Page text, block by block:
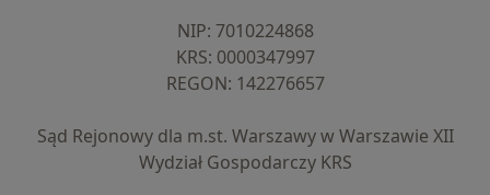
NIP: ⁠7010224868
KRS: ⁠0000347997
REGON: ⁠142276657
Sąd Rejonowy dla m.st. Warszawy w Warszawie XII
Wydział Gospodarczy KRS